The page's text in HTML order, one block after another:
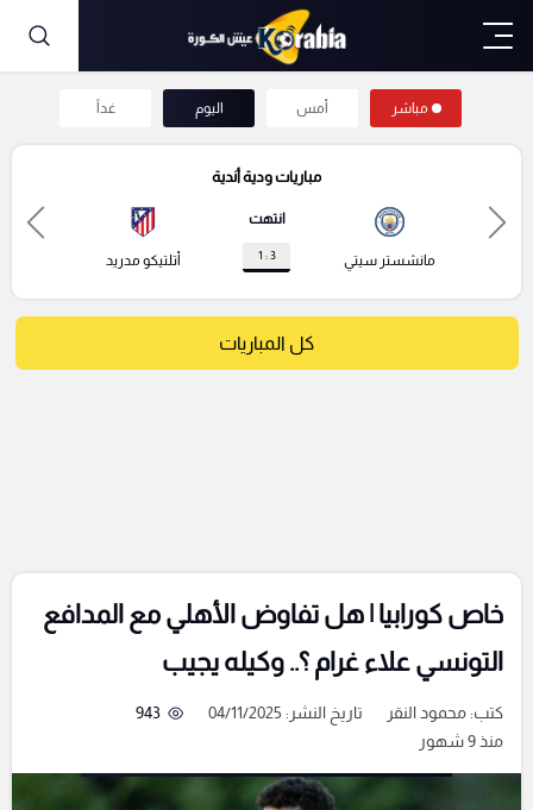
مباشر أمس اليوم غداً
مباريات ودية أندية
مانشستر سيتي
انتهت
3 : 1 أتلتيكو مدريد
كل المباريات
خاص كورابيا | هل تفاوض الأهلي مع المدافع
التونسي علاء غرام ؟.. وكيله يجيب
كتب:محمود النقر تاريخ النشر: 04/11/2025
943
منذ 9 شهور